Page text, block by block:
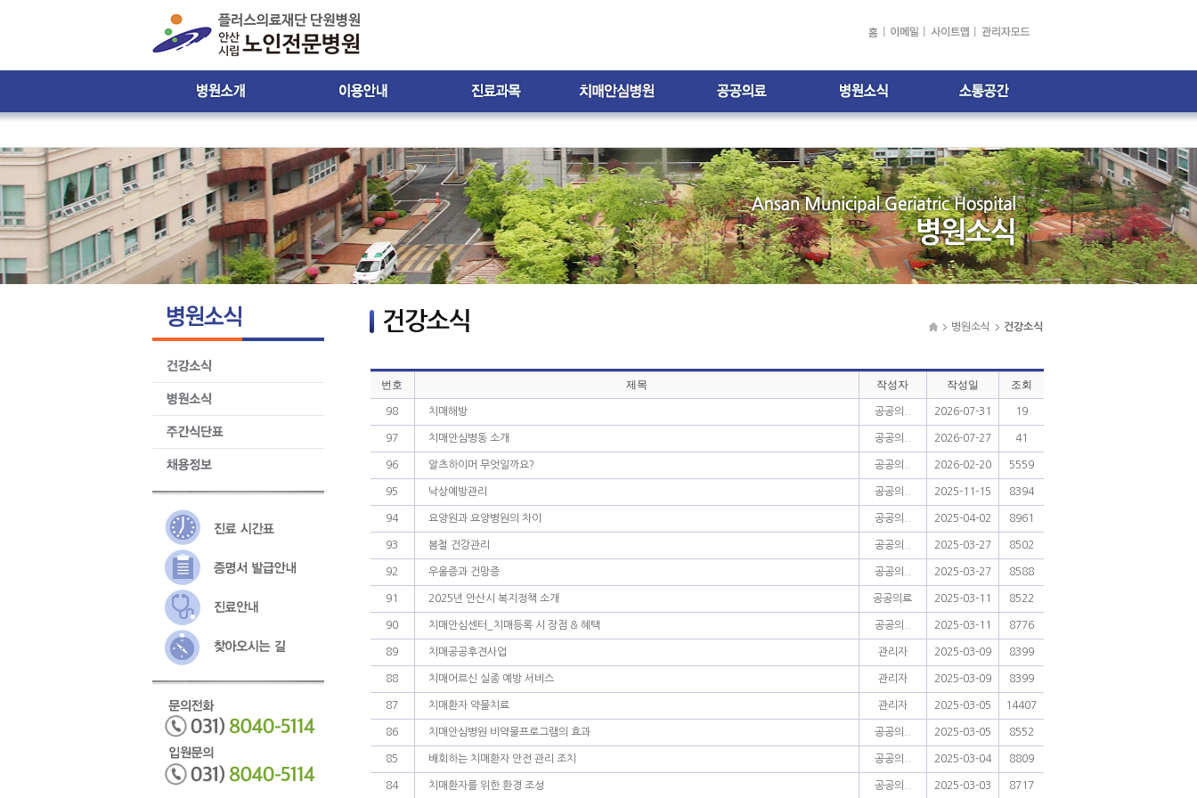
비젼 & 미션
병원 둘러보기
윤리강령
찾아오시는 길
진료시간표
입ㆍ퇴원 안내
입원생활 안내
원내 배치도 안내
원내 전화번호 안내
제증명서발급안내
신경과
재활의학과
가정의학과
한방과
스누젤렌 치료실
지원프로그램
자원봉사 및 후원
가족 자조모임
프로그램 갤러리
월간소식지
병원소식
주간식단표
채용정보
고객의 소리
전문의 1:1 상담
병원소식 건강소식
번호 제목 작성자 작성일 조회
98 치매해방 공공의.. 2026-07-31 19
97 치매안심병동 소개 공공의.. 2026-07-27 41
96 알츠하이머 무엇일까요? 공공의.. 2026-02-20 5559
95 낙상예방관리 공공의.. 2025-11-15 8394
94 요양원과 요양병원의 차이 공공의.. 2025-04-02 8961
93 봄철 건강관리 공공의.. 2025-03-27 8502
92 우울증과 건망증 공공의.. 2025-03-27 8588
91 2025년 안산시 복지정책 소개 공공의료 2025-03-11 8522
90 치매안심센터_치매등록 시 장점 & 혜택 공공의.. 2025-03-11 8776
89 치매공공후견사업 관리자 2025-03-09 8399
88 치매어르신 실종 예방 서비스 관리자 2025-03-09 8399
87 치매환자 약물치료 관리자 2025-03-05 14407
86 치매안심병원 비약물프로그램의 효과 공공의.. 2025-03-05 8552
85 배회하는 치매환자 안전 관리 조치 공공의.. 2025-03-04 8809
84 치매환자를 위한 환경 조성 공공의.. 2025-03-03 8717